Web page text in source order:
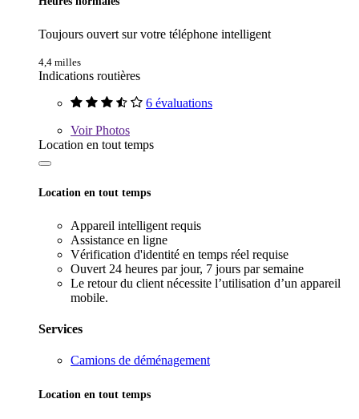
Toujours ouvert sur votre téléphone intelligent
4,4 milles
Indications routières
6 évaluations
VoirPhotos
Location en tout temps
Location en tout temps
Appareil intelligent requis
Assistance en ligne
Vérification d'identité en temps réel requise
Ouvert 24 heures par jour, 7 jours par semaine
Le retour du client nécessite l’utilisation d’un appareil
mobile.
Services
Camions de déménagement
Location en tout temps